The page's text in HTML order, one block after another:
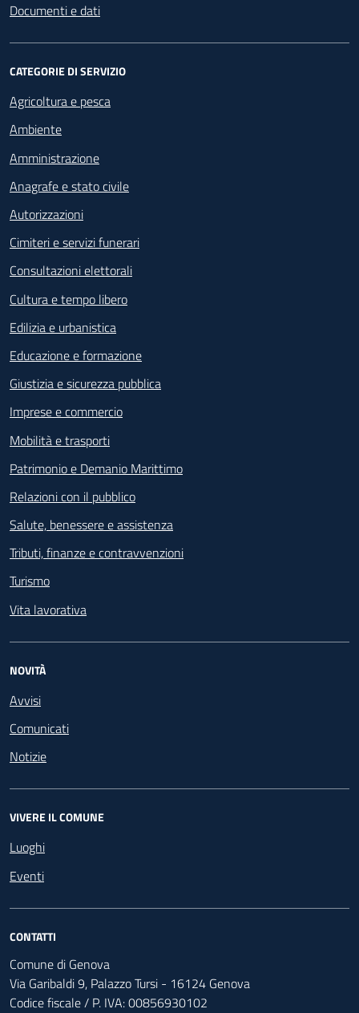
Documenti e dati
CATEGORIE DI SERVIZIO
Agricoltura e pesca
Ambiente
Amministrazione
Anagrafe e stato civile
Autorizzazioni
Cimiteri e servizi funerari
Consultazioni elettorali
Cultura e tempo libero
Edilizia e urbanistica
Educazione e formazione
Giustizia e sicurezza pubblica
Imprese e commercio
Mobilità e trasporti
Patrimonio e Demanio Marittimo
Relazioni con il pubblico
Salute, benessere e assistenza
Tributi, finanze e contravvenzioni
Turismo
Vita lavorativa
NOVITÀ
Avvisi
Comunicati
Notizie
VIVERE IL COMUNE
Luoghi
Eventi
CONTATTI
Comune di Genova
Via Garibaldi 9, Palazzo Tursi - 16124 Genova
Codice fiscale / P. IVA: 00856930102